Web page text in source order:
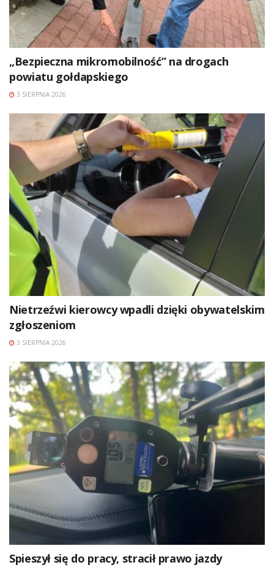
„Bezpieczna mikromobilność” na drogach
powiatu gołdapskiego
3 SIERPNIA 2026
Nietrzeźwi kierowcy wpadli dzięki obywatelskim
zgłoszeniom
3 SIERPNIA 2026
Spieszył się do pracy, stracił prawo jazdy